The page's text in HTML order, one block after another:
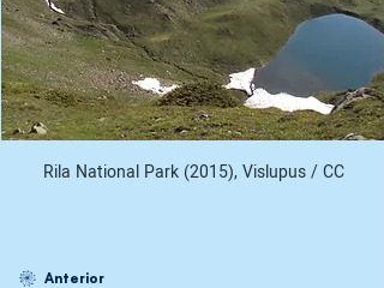
Rila National Park (2015), Vislupus / CC
Anterior